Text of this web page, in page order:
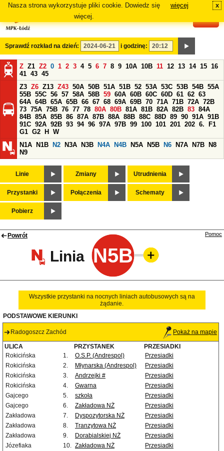
Nasza strona wykorzystuje pliki cookie. Dowiedz się
więcej.
więcej x
Sprawdź rozkład na dzień: i godzinę:
Z Z1 Z2 0 1 2 3 4 5 6 7 8 9 10A 10B 11 12 13 14 15 16
41 43 45
Z3 Z6 Z13 Z43 50A 50B 51A 51B 52 53A 53C 53B 54B 55A
55B 55C 56 57 58A 58B 59 60A 60B 60C 60D 61 62 63
64A 64B 65A 65B 66 67 68 69A 69B 70 71A 71B 72A 72B
73 75A 75B 76 77 78 80A 80B 81A 81B 82A 82B 83 84A
84B 85A 85B 86 87A 87B 88A 88B 88C 88D 89 90 91A 91B
91C 92A 92B 93 94 96 97A 97B 99 100 101 201 202 6.
F1
G1 G2 H
W
N1A
N1B N2 N3A N3B N4A N4B N5A N5B N6 N7A N7B
N8
N9
Linie Zmiany Utrudnienia
Przystanki Połączenia Schematy
Pobierz
Powrót
Linia N5B
Pomoc
Wszystkie przystanki na nocnych liniach autobusowych są na
żądanie.
PODSTAWOWE KIERUNKI
Radogoszcz Zachód Pokaż na mapie
ULICA PRZYSTANEK
PRZESIADKI
Rokicińska
1. O.S.P. (Andrespol)
Przesiadki
Rokicińska
2. Młynarska (Andrespol)
Przesiadki
Rokicińska
3. Andrzejki #
Przesiadki
Rokicińska
4. Gwarna
Przesiadki
Gajcego
5. szkoła
Przesiadki
Gajcego
6. Zakładowa NŻ
Przesiadki
Zakładowa
7. Dyspozytorska NŻ
Przesiadki
Zakładowa
8. Tranzytowa NŻ
Przesiadki
Zakładowa
9. Dorabialskiej NŻ
Przesiadki
Józefiaka
10. Zakładowa NŻ
Przesiadki